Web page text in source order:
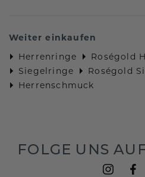
Weiter einkaufen
Herrenringe
Roségold
Siegelringe
Roségold
Herrenschmuck
FOLGE UNS